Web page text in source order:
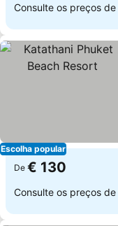
Consulte os preços de
Escolha popular
De € 130
Consulte os preços de